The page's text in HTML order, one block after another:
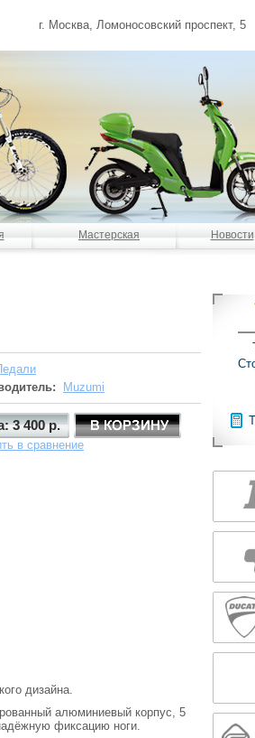
г. Москва, Ломоносовский проспект, 5
Мастерская Новости
Muzumi
3 400 р.
в сравнение
дизайна.
алюминиевый корпус, 5
фиксацию ноги.